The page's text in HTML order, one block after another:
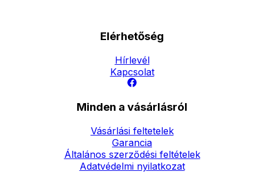
Elérhetőség
Hírlevél
Kapcsolat
Minden a vásárlásról
Vásárlási feltetelek
Garancia
Általános szerződési feltételek
Adatvédelmi nyilatkozat